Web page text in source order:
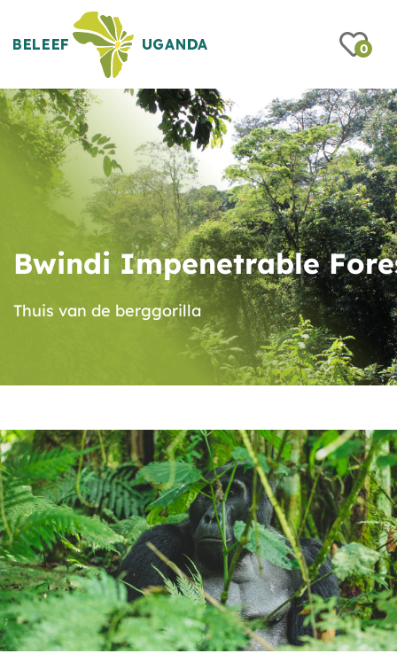
0
Bwindi Impenetrable
Thuis van de berggorilla